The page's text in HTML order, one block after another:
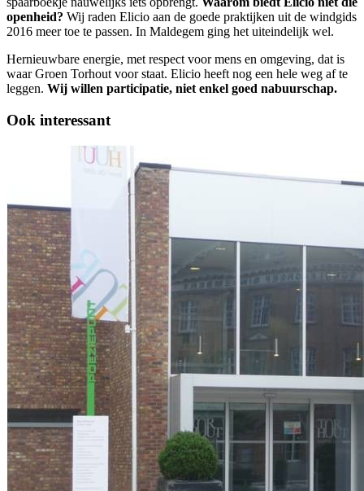
openheid? Wij raden Elicio aan de goede praktijken uit de windgids
2016 meer toe te passen. In Maldegem ging het uiteindelijk wel.
Hernieuwbare energie, met respect voor mens en omgeving, dat is
waar Groen Torhout voor staat. Elicio heeft nog een hele weg af te
leggen. Wij willen participatie, niet enkel goed nabuurschap.
Ook interessant